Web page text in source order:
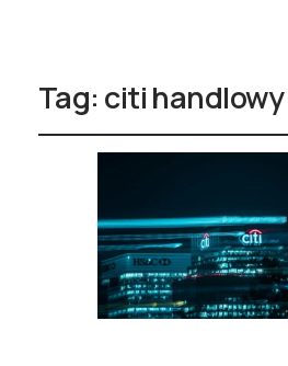
Tag: citi handlowy